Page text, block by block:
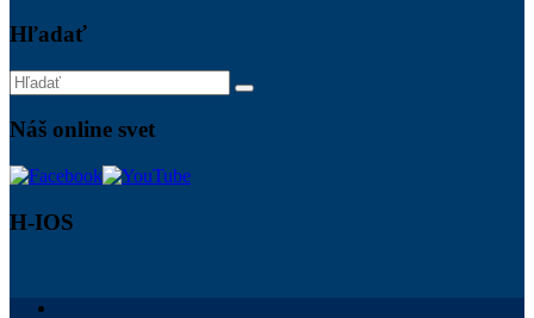
Hľadať
Náš online svet
H-IOS